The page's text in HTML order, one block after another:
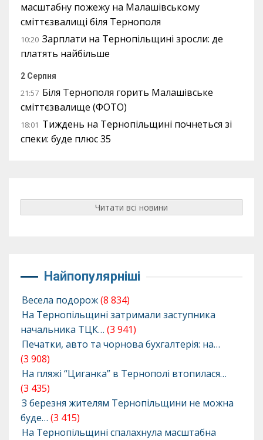
масштабну пожежу на Малашівському
сміттєзвалищі біля Тернополя
10:20 Зарплати на Тернопільщині зросли: де
платять найбільше
2 Серпня
21:57 Біля Тернополя горить Малашівське
сміттєзвалище (ФОТО)
18:01 Тиждень на Тернопільщині почнеться зі
спеки: буде плюс 35
Читати всі новини
Найпопулярніші
Весела подорож(8 834)
На Тернопільщині затримали заступника
начальника ТЦК… (3 941)
Печатки, авто та чорнова бухгалтерія: на…
(3 908)
На пляжі “Циганка” в Тернополі втопилася…
(3 435)
З березня жителям Тернопільщини не можна
буде… (3 415)
На Тернопільщині спалахнула масштабна